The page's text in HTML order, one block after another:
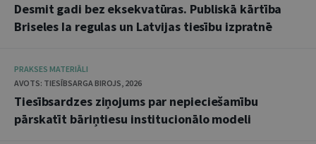
Desmit gadi bez eksekvatūras. Publiskā kārtība
Briseles Ia regulas un Latvijas tiesību izpratnē
PRAKSES MATERIĀLI
AVOTS: TIESĪBSARGA BIROJS, 2026
Tiesībsardzes ziņojums par nepieciešamību
pārskatīt bāriņtiesu institucionālo modeli